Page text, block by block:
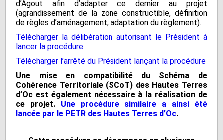
d’Agout afin d’adapter ce dernier au projet
(agrandissement de la zone constructible, définition
de règles d’aménagement, adaptation du règlement).
Télécharger la délibération autorisant le Président à
lancer la procédure
Télécharger l’arrêté du Président lançant la procédure
Une mise en compatibilité du Schéma de
Cohérence Territoriale (SCoT) des Hautes Terres
d’Oc est également nécessaire à la réalisation de
ce projet. Une procédure similaire a ainsi été
lancée par le PETR des Hautes Terres d’Oc.